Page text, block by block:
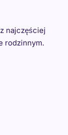
najczęściej
rodzinnym.